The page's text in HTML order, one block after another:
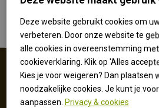
CONTACTGEGEVENS
Deze website gebruikt cookies om
verbeteren. Door onze website te
alle cookies in overeenstemming
cookieverklaring. Klik op 'Alles
Kies je voor weigeren? Dan plaatsen
noodzakelijke cookies. Je kunt je
aanpassen. Privacy & cookies